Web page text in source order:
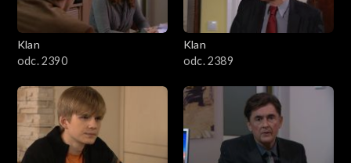
2701–2800
2501–2600
2401–2500
Klan
odc. 2390
Klan
odc. 2389